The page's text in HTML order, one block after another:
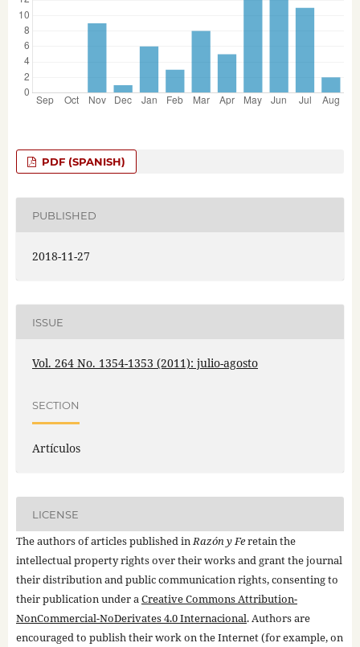
PDF (SPANISH)
PUBLISHED
2018-11-27
ISSUE
Vol. 264 No. 1354-1353 (2011): julio-agosto
SECTION
Artículos
LICENSE
The authors of articles published inRazón y Feretain the
intellectual property rights over their works and grant the journal
their distribution and public communication rights, consenting to
their publication under aCreative Commons Attribution-
NonCommercial-NoDerivates 4.0 Internacional. Authors are
encouraged to publish their work on the Internet (for example, on